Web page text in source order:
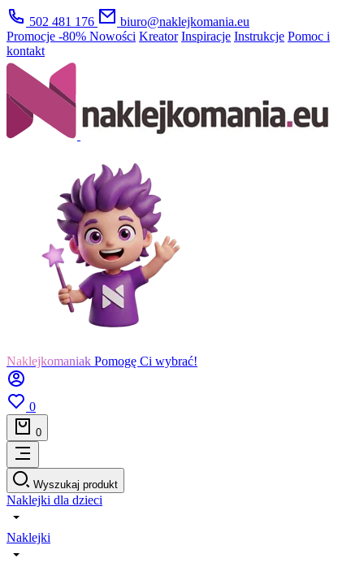
502 481 176
biuro@naklejkomania.eu
Promocje -80% Nowości Kreator Inspiracje Instrukcje Pomoc i
kontakt
Naklejkomaniak Pomogę Ci wybrać!
0
0
Wyszukaj produkt
Naklejki dla dzieci
Naklejki